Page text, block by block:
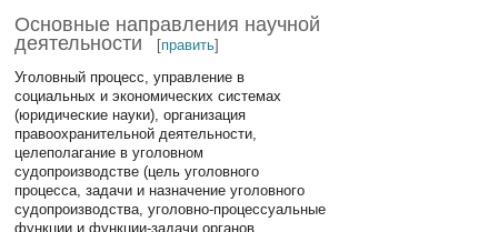
Основные направления научной
деятельности
[править]
Уголовный процесс, управление в
социальных и экономических системах
(юридические науки), организация
правоохранительной деятельности,
целеполагание в уголовном
судопроизводстве (цель уголовного
процесса, задачи и назначение уголовного
судопроизводства, уголовно-процессуальные
функции и функции-задачи органов,